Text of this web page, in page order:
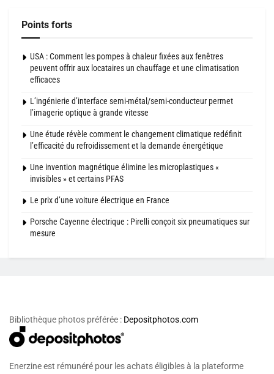
Points forts
USA : Comment les pompes à chaleur fixées aux fenêtres
peuvent offrir aux locataires un chauffage et une climatisation
efficaces
L’ingénierie d’interface semi-métal/semi-conducteur permet
l’imagerie optique à grande vitesse
Une étude révèle comment le changement climatique redéfinit
l’efficacité du refroidissement et la demande énergétique
Une invention magnétique élimine les microplastiques «
invisibles » et certains PFAS
Le prix d’une voiture électrique en France
Porsche Cayenne électrique : Pirelli conçoit six pneumatiques sur
mesure
Bibliothèque photos préférée : Depositphotos.com
Enerzine est rémunéré pour les achats éligibles à la plateforme